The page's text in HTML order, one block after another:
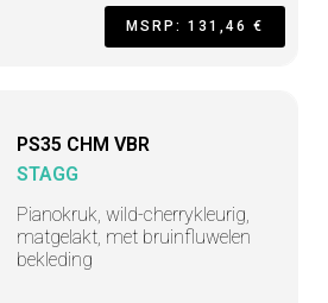
MSRP: 131,46 €
PS35 CHM VBR
STAGG
Pianokruk, wild-cherrykleurig,
matgelakt, met bruinfluwelen
bekleding